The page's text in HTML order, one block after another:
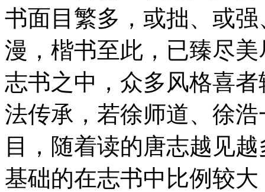
书面目繁多，或拙、或
漫，楷书至此，已臻尽
志书之中，众多风格喜
法传承，若徐师道、徐
目，随着读的唐志越见
基础的在志书中比例较